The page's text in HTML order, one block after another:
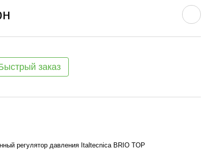
заказ
регулятор давления Italtecnica BRIO TOP